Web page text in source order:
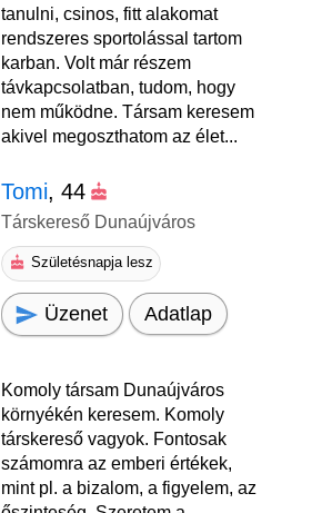
tanulni, csinos, fitt alakomat
rendszeres sportolással tartom
karban. Volt már részem
távkapcsolatban, tudom, hogy
nem működne. Társam keresem
akivel megoszthatom az élet...
Tomi, 44
Társkereső Dunaújváros
Születésnapja lesz
Üzenet Adatlap
Komoly társam Dunaújváros
környékén keresem. Komoly
társkereső vagyok. Fontosak
számomra az emberi értékek,
mint pl. a bizalom, a figyelem, az